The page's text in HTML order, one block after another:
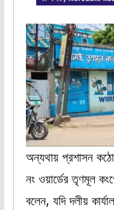
অন্যথায় প্রশাসন
নং ওয়ার্ডের তৃণমূল
বলেন, যদি দলীয়